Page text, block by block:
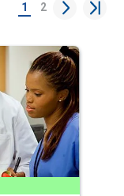
1 2